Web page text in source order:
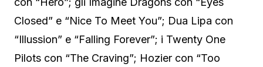
Closed” e “Nice To Meet You”; Dua Lipa con
“Illussion” e “Falling Forever”; i Twenty One
Pilots con “The Craving”; Hozier con “Too